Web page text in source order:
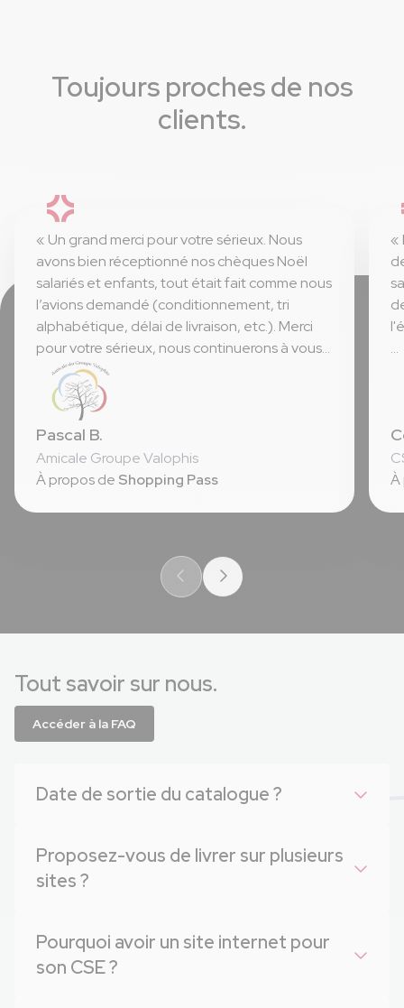
Toujours proches de nos
clients.
« Un grand merci pour votre sérieux. Nous
avons bien réceptionné nos chèques Noël
salariés et enfants, tout était fait comme nous
l’avions demandé (conditionnement, tri
alphabétique, délai de livraison, etc.). Merci
pour votre sérieux, nous continuerons à vous
faire confiance. »
⭐ Le gain de temps pour le CSE
⭐ La facilité de mise en œuvre
⭐ Le service client
Pascal B.
Amicale Groupe Valophis
À propos de Shopping Pass
«
À
Tout savoir sur nous.
Accéder à la FAQ
Date de sortie du catalogue ?
Proposez-vous de livrer sur plusieurs
sites ?
Pourquoi avoir un site internet pour
son CSE ?